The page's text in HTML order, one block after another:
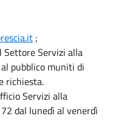
;
Settore Servizi alla
pubblico muniti di
richiesta.
Servizi alla
dal lunedì al venerdì